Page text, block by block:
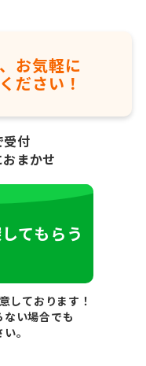
お気軽に
ださい！
受付
まかせ
てもらう
しております！
ない場合でも
。